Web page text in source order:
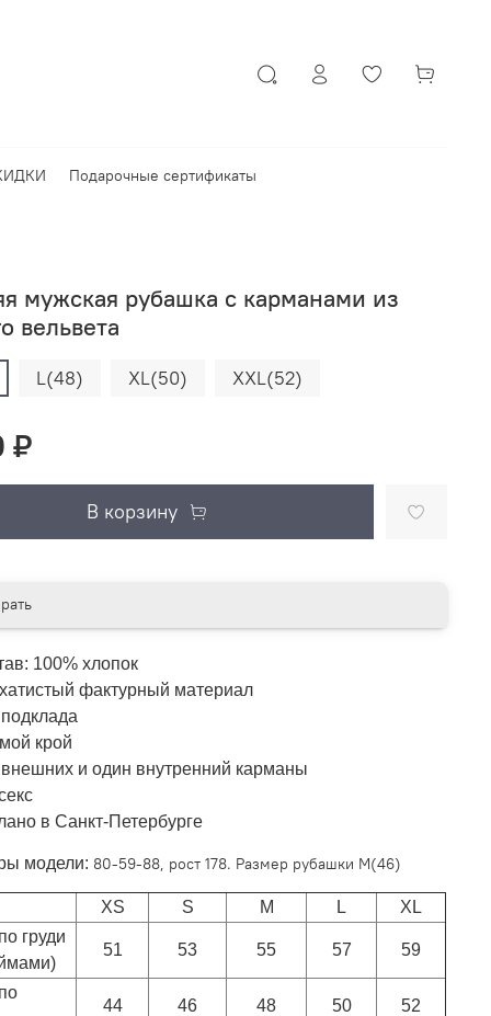
Подарочные сертификаты
мужская рубашка с карманами из
вельвета
L(48) XL(50) XXL(52)
₽
В корзину
100% хлопок
фактурный материал
крой
внешних и один внутренний карманы
в Санкт-Петербурге
модели: 80-59-88, рост 178. Размер рубашки М(46)
XS S M L
XL
груди
51 53 55 57 59
44 46 48 50 52